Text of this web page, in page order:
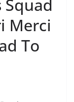
silaturahmi
pesan
baik
tengah bersiap
RI
berlangsung
warga,
kenyamanan
ruang
Merci
To